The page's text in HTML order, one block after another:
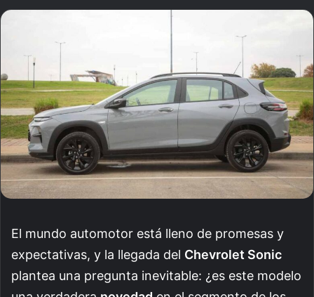
El mundo automotor está lleno de promesas y
expectativas, y la llegada del Chevrolet Sonic
plantea una pregunta inevitable: ¿es este modelo